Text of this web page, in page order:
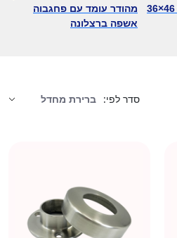
מהודר עומד עם פח
אשפה ברצלונה
גבוה
סדר לפי: